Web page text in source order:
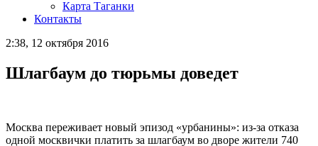
Карта Таганки
Контакты
2:38, 12 октября 2016
Шлагбаум до тюрьмы доведет
Москва переживает новый эпизод «урбанины»: из-за отказа
одной москвички платить за шлагбаум во дворе жители 740